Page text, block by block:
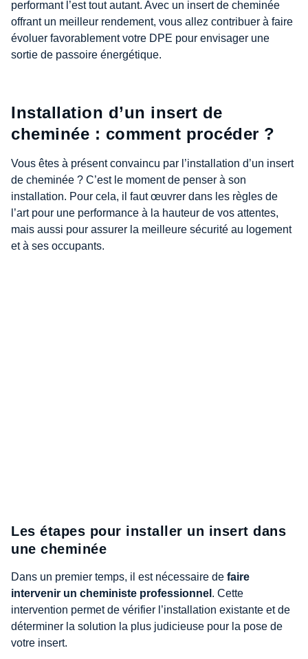
performant l’est tout autant. Avec un insert de cheminée
offrant un meilleur rendement, vous allez contribuer à faire
évoluer favorablement votre DPE pour envisager une
sortie de passoire énergétique.
Installation d’un insert de
cheminée : comment procéder ?
Vous êtes à présent convaincu par l’installation d’un insert
de cheminée ? C’est le moment de penser à son
installation. Pour cela, il faut œuvrer dans les règles de
l’art pour une performance à la hauteur de vos attentes,
mais aussi pour assurer la meilleure sécurité au logement
et à ses occupants.
Les étapes pour installer un insert dans
une cheminée
Dans un premier temps, il est nécessaire de faire
intervenir un cheministe professionnel . Cette
intervention permet de vérifier l’installation existante et de
déterminer la solution la plus judicieuse pour la pose de
votre insert.